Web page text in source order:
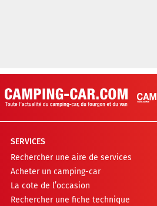
SERVICES
Rechercher une aire de services
Acheter un camping-car
La cote de l’occasion
Rechercher une fiche technique